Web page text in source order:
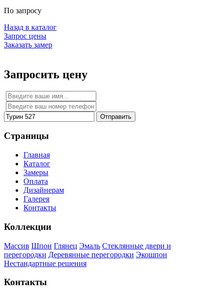
По запросу
Назад в каталог
Запрос цены
Заказать замер
Запросить цену
Отправить
Страницы
Главная
Каталог
Замеры
Оплата
Дизайнерам
Галерея
Контакты
Коллекции
Массив Шпон Глянец Эмаль Стеклянные двери и
перегородки Деревянные перегородки Экошпон
Нестандартные решения
Контакты